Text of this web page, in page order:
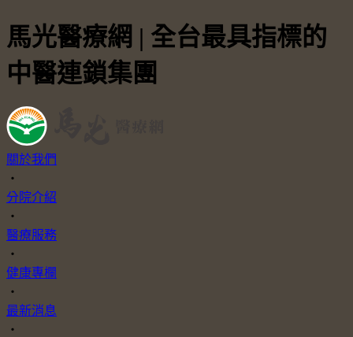
馬光醫療網 | 全台最具指標的
中醫連鎖集團
關於我們
・
分院介紹
・
醫療服務
・
健康專欄
・
最新消息
・